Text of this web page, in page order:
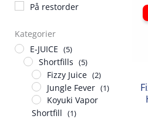
På restorder
Kategorier
E-JUICE (5)
Shortfills (5)
Fizzy Juice (2)
Jungle Fever (1)
Koyuki Vapor
Shortfill (1)